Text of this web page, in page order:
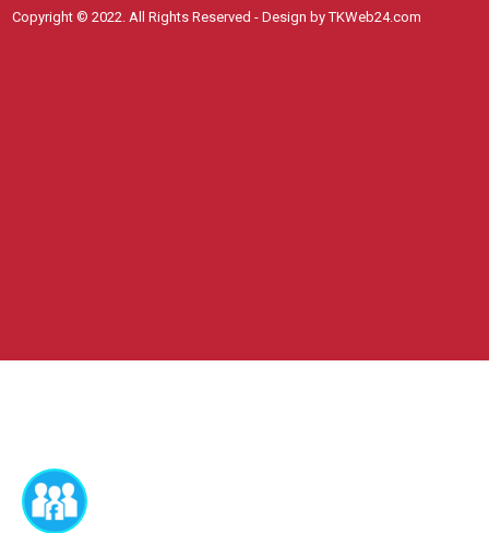
Copyright © 2022. All Rights Reserved - Design by TKWeb24.com